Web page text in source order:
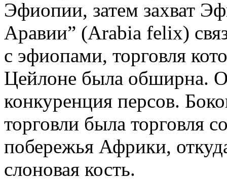
Эфиопии, затем захват
Аравии” (Arabia felix)
с эфиопами, торговля
Цейлоне была обширна.
конкуренция персов.
торговли была торговля
побережья Африки,
слоновая кость.